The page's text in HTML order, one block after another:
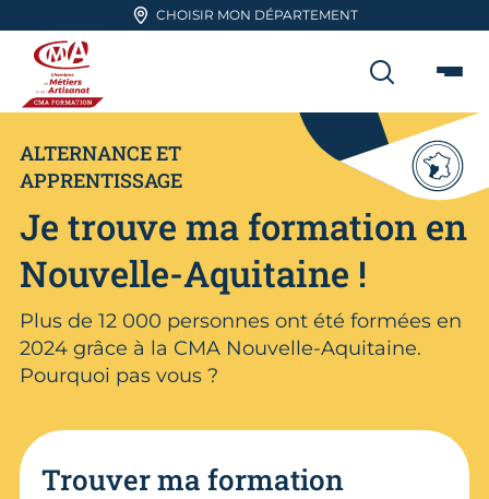
Aller en haut de pageCHOISIR MON DÉPARTEMENT
Je trouve ma formation en
Nouvelle-Aquitaine !
ALTERNANCE ET
APPRENTISSAGE
Plus de 12 000 personnes ont été formées en
2024 grâce à la CMA Nouvelle-Aquitaine.
Pourquoi pas vous ?
Trouver ma formation